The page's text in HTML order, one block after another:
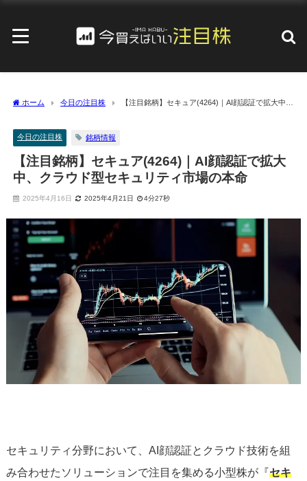
ホーム 今日の注目株
【注目銘柄】セキュア(4264)｜AI顔認証で拡大中、
今日の注目株 銘柄情報
【注目銘柄】セキュア(4264)｜AI顔認証で拡大
中、クラウド型セキュリティ市場の本命
2025年4月16日 2025年4月21日 4分27秒
セキュリティ分野において、AI顔認証とクラウド技術を組
み合わせたソリューションで注目を集める小型株が『セキ